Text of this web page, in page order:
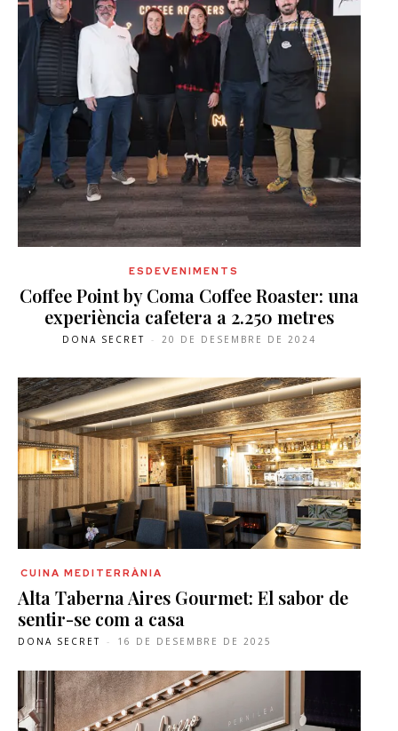
ESDEVENIMENTS
Coffee Point by Coma Coffee Roaster: una
experiència cafetera a 2.250 metres
DONA SECRET - 20 DE DESEMBRE DE 2024
CUINA MEDITERRÀNIA
Alta Taberna Aires Gourmet: El sabor de
sentir-se com a casa
DONA SECRET - 16 DE DESEMBRE DE 2025